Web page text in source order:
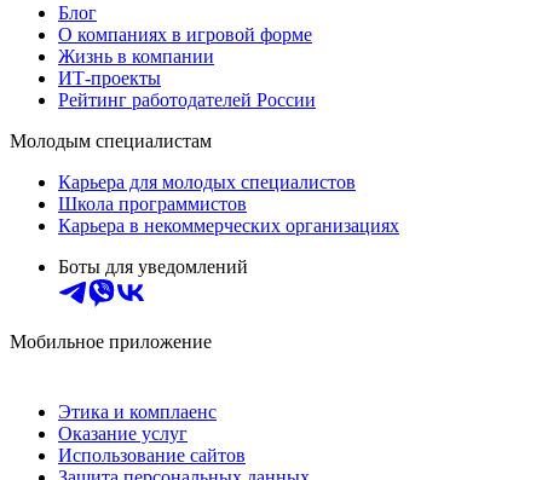
Блог
О компаниях в игровой форме
Жизнь в компании
ИТ-проекты
Рейтинг работодателей России
Молодым специалистам
Карьера для молодых специалистов
Школа программистов
Карьера в некоммерческих организациях
Боты для уведомлений
Мобильное приложение
Этика и комплаенс
Оказание услуг
Использование сайтов